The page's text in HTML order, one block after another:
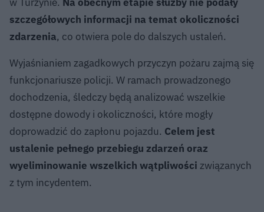
szczegółowych informacji na temat okoliczności
zdarzenia, co otwiera pole do dalszych ustaleń.
Wyjaśnianiem zagadkowych przyczyn pożaru zajmą się
funkcjonariusze policji. W ramach prowadzonego
dochodzenia, śledczy będą analizować wszelkie
dostępne dowody i okoliczności, które mogły
doprowadzić do zapłonu pojazdu. Celem jest
ustalenie pełnego przebiegu zdarzeń oraz
wyeliminowanie wszelkich wątpliwości związanych
z tym incydentem.